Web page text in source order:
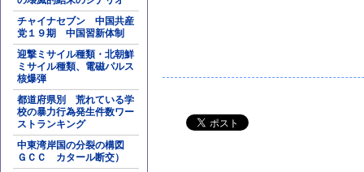
チャイナセブン 中国共産
党１９期 中国習新体制
迎撃ミサイル種類・北朝鮮
ミサイル種類、電磁パルス
核爆弾
都道府県別 荒れている学
校の暴力行為発生件数ワー
ストランキング
中東湾岸国の分裂の構図
ＧＣＣ カタール断交）